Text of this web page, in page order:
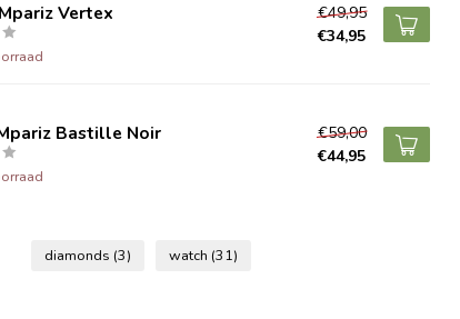
Vertex
€49,95
€34,95
Bastille Noir
€59,00
€44,95
diamonds (3) watch (31)